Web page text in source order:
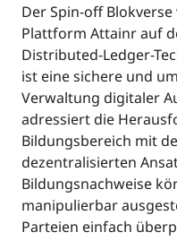
Der Spin-off
Plattform Attainr auf
Distributed-Ledger-
ist eine sichere und
Verwaltung digitaler
adressiert die
Bildungsbereich mit
dezentralisierten
Bildungsnachweise
manipulierbar
Parteien einfach